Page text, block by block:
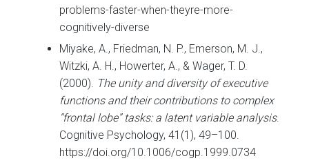
problems-faster-when-theyre-more-
cognitively-diverse
Miyake, A., Friedman, N. P., Emerson, M. J.,
Witzki, A. H., Howerter, A., & Wager, T. D.
(2000). The unity and diversity of executive
functions and their contributions to complex
“frontal lobe” tasks: a latent variable analysis.
Cognitive Psychology, 41(1), 49–100.
https://doi.org/10.1006/cogp.1999.0734